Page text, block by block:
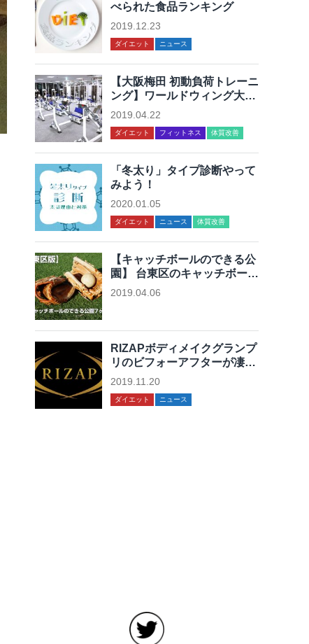
べられた食品ランキング
2019.12.23
ダイエット ニュース
【大阪梅田 初動負荷トレーニ
ング】ワールドウィング大阪
梅田店「初動負荷トレーニン
2019.04.22
ダイエット フィットネス 体質改善
「冬太り」タイプ診断やって
みよう！
2020.01.05
ダイエット ニュース 体質改善
【キャッチボールのできる公
園】 台東区のキャッチボール
のできる公園7ヶ所まとめ
2019.04.06
RIZAPボディメイクグランプ
リのビフォーアフターが凄い
ことになってる！
2019.11.20
ダイエット ニュース